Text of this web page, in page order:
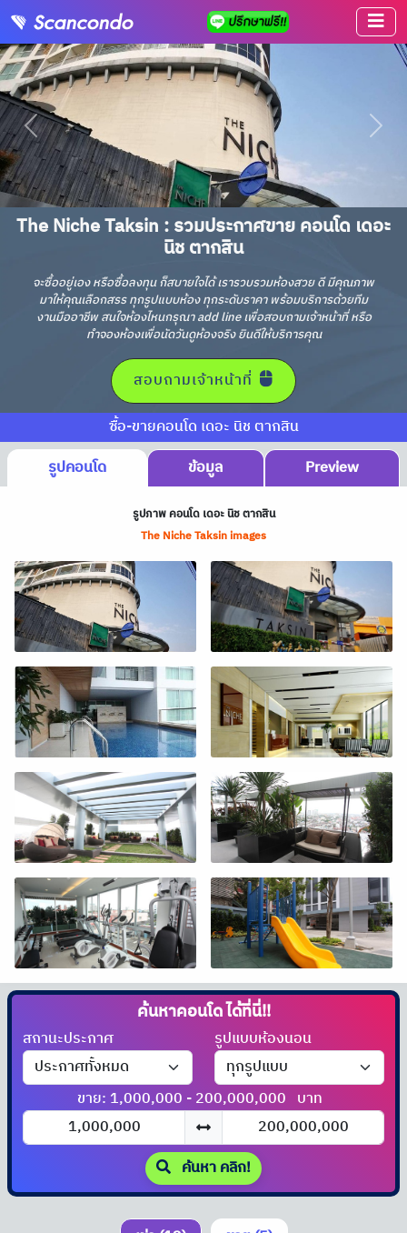
The Niche Taksin : รวมประกาศขาย คอนโด เดอะ
นิช ตากสิน
จะซื้ออยู่เอง หรือซื้อลงทุน ก็สบายใจได้ เรารวบรวมห้องสวย ดี มีคุณภาพ
มาให้คุณเลือกสรร ทุกรูปแบบห้อง ทุกระดับราคา พร้อมบริการด้วยทีม
งานมืออาชีพ สนใจห้องไหนกรุณา add line เพื่อสอบถามเจ้าหน้าที่ หรือ
ทำจองห้องเพื่อนัดวันดูห้องจริง ยินดีให้บริการคุณ
สอบถามเจ้าหน้าที่
ซื้อ-ขายคอนโด เดอะ นิช ตากสิน
รูปคอนโด
ข้อมูล Preview
รูปภาพ คอนโด เดอะ นิช ตากสิน
The Niche Taksin images
ค้นหาคอนโดได้ที่นี่!!
สถานะประกาศ รูปแบบห้องนอน
ขาย: 1,000,000 - 200,000,000 บาท
ค้นหา คลิก!